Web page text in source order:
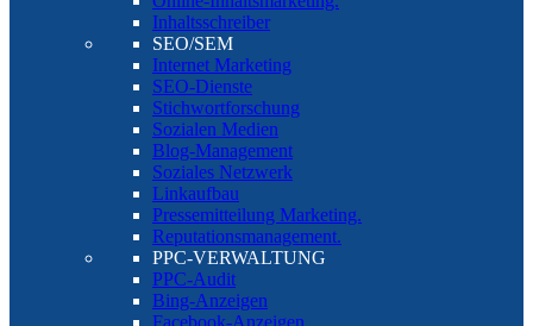
Inhaltsschreiber
SEO/SEM
Internet Marketing
SEO-Dienste
Stichwortforschung
Sozialen Medien
Blog-Management
Soziales Netzwerk
Linkaufbau
Pressemitteilung Marketing.
Reputationsmanagement.
PPC-VERWALTUNG
PPC-Audit
Bing-Anzeigen
Facebook-Anzeigen